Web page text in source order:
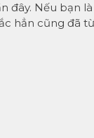
đây. Nếu bạn
hẳn cũng đã